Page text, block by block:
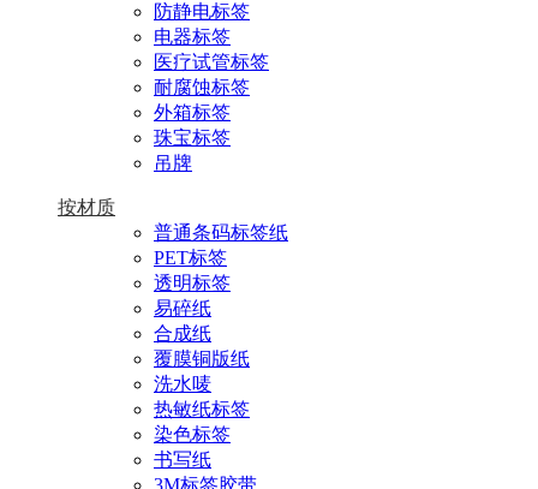
防静电标签
电器标签
医疗试管标签
耐腐蚀标签
外箱标签
珠宝标签
吊牌
按材质
普通条码标签纸
PET标签
透明标签
易碎纸
合成纸
覆膜铜版纸
洗水唛
热敏纸标签
染色标签
书写纸
3M标签胶带